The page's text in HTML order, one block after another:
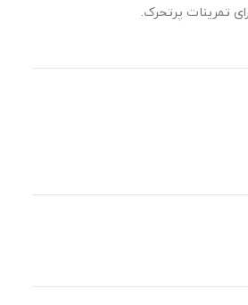
تمرینات پرتحرک.